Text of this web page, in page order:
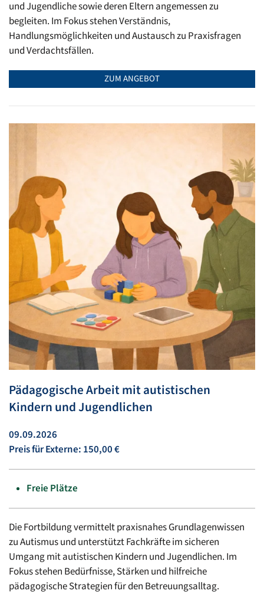
und Jugendliche sowie deren Eltern angemessen zu
begleiten. Im Fokus stehen Verständnis,
Handlungsmöglichkeiten und Austausch zu Praxisfragen
und Verdachtsfällen.
ZUM ANGEBOT
Pädagogische Arbeit mit autistischen
Kindern und Jugendlichen
09.09.2026
Preis für Externe: 150,00 €
Freie Plätze
Die Fortbildung vermittelt praxisnahes Grundlagenwissen
zu Autismus und unterstützt Fachkräfte im sicheren
Umgang mit autistischen Kindern und Jugendlichen. Im
Fokus stehen Bedürfnisse, Stärken und hilfreiche
pädagogische Strategien für den Betreuungsalltag.